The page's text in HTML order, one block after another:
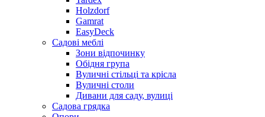
Holzdorf
Gamrat
EasyDeck
Садові меблі
Зони відпочинку
Обідня група
Вуличні стільці та крісла
Вуличні столи
Дивани для саду, вулиці
Садова грядка